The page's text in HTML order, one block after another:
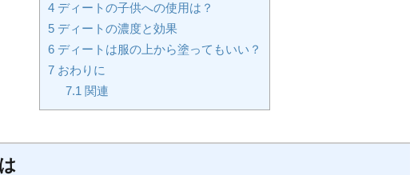
4ディートの子供への使用は？
5ディートの濃度と効果
6ディートは服の上から塗ってもいい？
7おわりに
7.1 関連